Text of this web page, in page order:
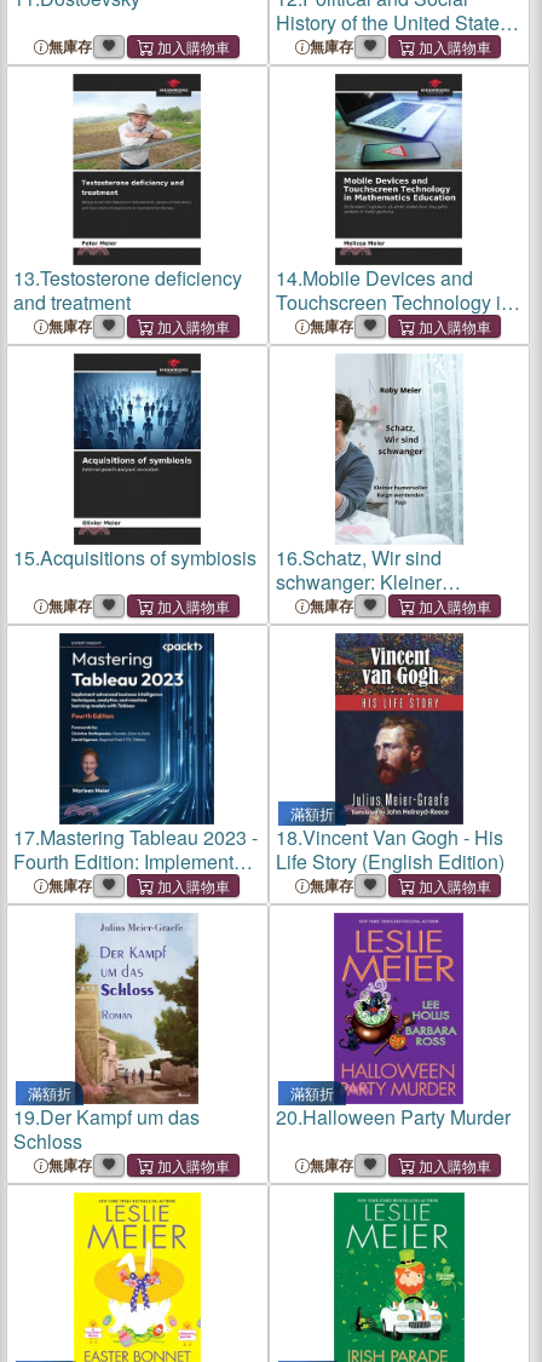
無庫存
History of the United States:
1829-1925
無庫存
13.Testosterone deficiency
and treatment
無庫存
14.Mobile Devices and
Touchscreen Technology in
Mathematics Education
無庫存
15.Acquisitions of symbiosis
無庫存
16.Schatz, Wir sind
schwanger: Kleiner
humorvoller Ratgn
werdenden Papi
無庫存
17.Mastering Tableau 2023 -
Fourth Edition: Implement
advanced business
intelligence techniques,
analytics, and machine
learning models with
Tableau
無庫存
滿額折
18.Vincent Van Gogh - His
Life Story (English Edition)
無庫存
滿額折
19.Der Kampf um das
Schloss
無庫存
滿額折
20.Halloween Party Murder
無庫存